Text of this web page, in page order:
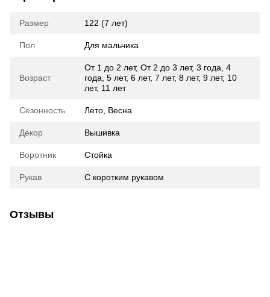
Размер 122 (7 лет)
Пол Для мальчика
Возраст
От 1 до 2 лет, От 2 до 3 лет, 3 года 4
года 5 лет, 6 лет, 7 лет, 8 лет, 9 лет, 10
лет, 11 лет
Сезонность Лето, Весна
Декор Вышивка
Воротник Стойка
Рукав С коротким рукавом
Отзывы